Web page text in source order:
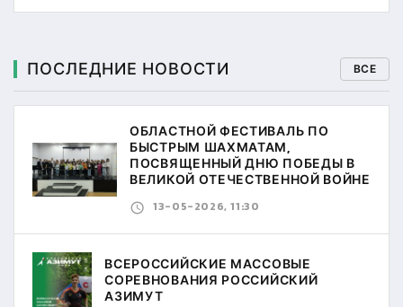
ПОСЛЕДНИЕ НОВОСТИ ВСЕ
ОБЛАСТНОЙ ФЕСТИВАЛЬ ПО
БЫСТРЫМ ШАХМАТАМ,
ПОСВЯЩЕННЫЙ ДНЮ ПОБЕДЫ В
ВЕЛИКОЙ ОТЕЧЕСТВЕННОЙ ВОЙНЕ
13-05-2026, 11:30
ВСЕРОССИЙСКИЕ МАССОВЫЕ
СОРЕВНОВАНИЯ РОССИЙСКИЙ
АЗИМУТ